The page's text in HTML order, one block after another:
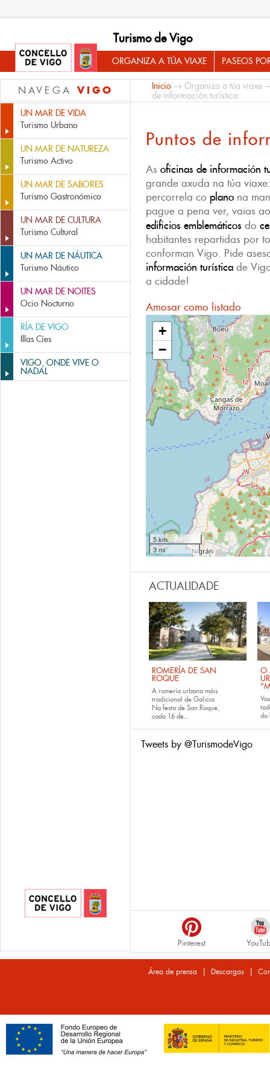
Turismo de Vigo
ORGANIZA A TÚA VIAXE PASEOS
NAVEGA VIGO
UN MAR DE VIDA
Turismo Urbano
UN MAR DE NATUREZA
Turismo Activo
UN MAR DE SABORES
Turismo Gastronómico
UN MAR DE CULTURA
Turismo Cultural
UN MAR DE NÁUTICA
Turismo Náutico
UN MAR DE NOITES
Ocio Nocturno
RÍA DE VIGO
Illas Cíes
VIGO, ONDE VIVE O
NADAL
Inicio → Organiza a túa viaxe
de información turística
Puntos de
As oficinas de información
grande axuda na túa
percorrela co plano na
pague a pena ver, vaias
edificios emblemáticos do
habitantes repartidas por
conforman Vigo. Pide
información turística de
a cidade!
Amosar como listado
+
−
5 km
3 mi
ACTUALIDADE
ROMERÍA DE SAN
ROQUE
A romería urbana máis
tradicional de Galicia
Na festa de San Roque,
cada 16 de...
O
do
Tweets by @TurismodeVigo
Pinterest
Área de prensa | Descargas |